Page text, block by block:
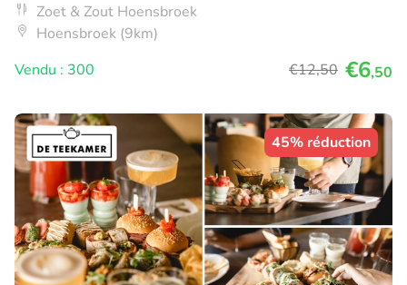
Zoet & Zout Hoensbroek
Hoensbroek (9km)
Vendu : 300
€12,50 €6,50
45% réduction